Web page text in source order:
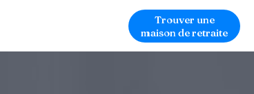
Trouver une
maison de retraite